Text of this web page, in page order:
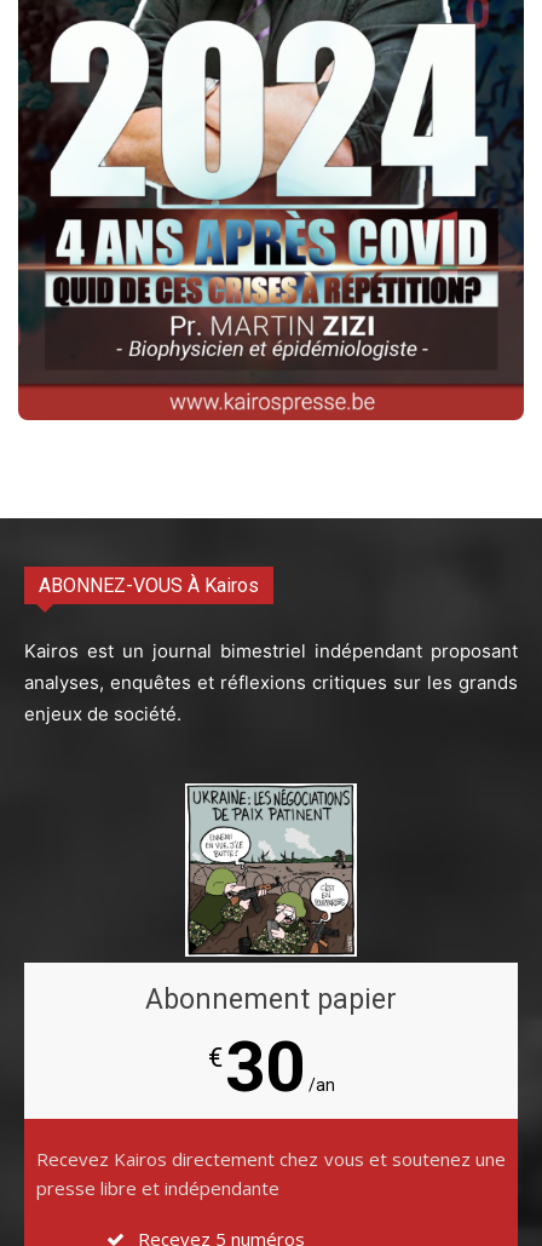
ABONNEZ-VOUS À Kairos
Kairos est un journal bimestriel indépendant proposant
analyses, enquêtes et réflexions critiques sur les grands
enjeux de société.
Abonnement papier
€30 /an
Recevez Kairos directement chez vous et soutenez une
presse libre et indépendante
Recevez 5 numéros